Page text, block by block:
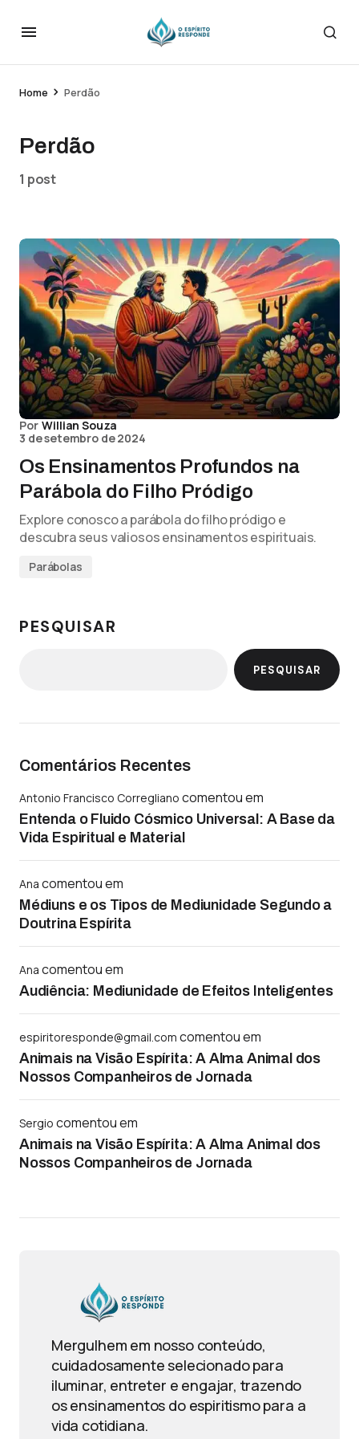
Home Perdão
Perdão
1 post
Por Willian Souza
3 de setembro de 2024
Os Ensinamentos Profundos na
Parábola do Filho Pródigo
Explore conosco a parábola do filho pródigo e
descubra seus valiosos ensinamentos espirituais.
Parábolas
PESQUISAR
PESQUISAR
Comentários Recentes
Antonio Francisco Corregliano comentou em
Entenda o Fluido Cósmico Universal: A Base da
Vida Espiritual e Material
Ana comentou em
Médiuns e os Tipos de Mediunidade Segundo a
Doutrina Espírita
Ana comentou em
Audiência: Mediunidade de Efeitos Inteligentes
espiritoresponde@gmail.com comentou em
Animais na Visão Espírita: A Alma Animal dos
Nossos Companheiros de Jornada
Sergio comentou em
Animais na Visão Espírita: A Alma Animal dos
Nossos Companheiros de Jornada
Mergulhem em nosso conteúdo,
cuidadosamente selecionado para
iluminar, entreter e engajar, trazendo
os ensinamentos do espiritismo para a
vida cotidiana.